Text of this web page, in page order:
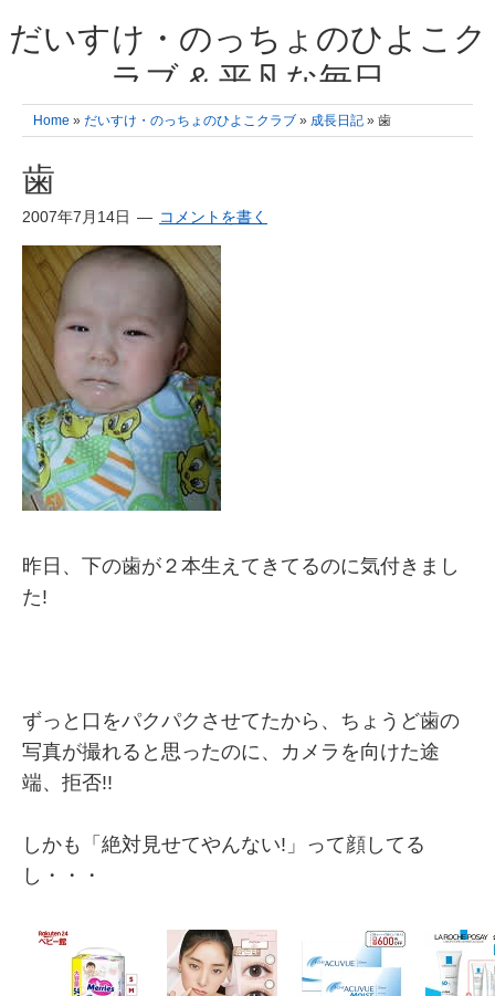
だいすけ・のっちょのひよこク
ラブ & 平凡な毎日
我が家の3人のひよこ成長日記と雑記 何十年後かに、大きくなったひよ
こ達とこの成長記を読み返すことを夢見て。& 3児ママの平凡日記 日々
Home » だいすけ・のっちょのひよこクラブ » 成長日記 » 歯
歯
2007年7月14日 コメントを書く
昨日、下の歯が２本生えてきてるのに気付きまし
た!
ずっと口をパクパクさせてたから、ちょうど歯の
写真が撮れると思ったのに、カメラを向けた途
端、拒否!!
しかも「絶対見せてやんない!」って顔してる
し・・・